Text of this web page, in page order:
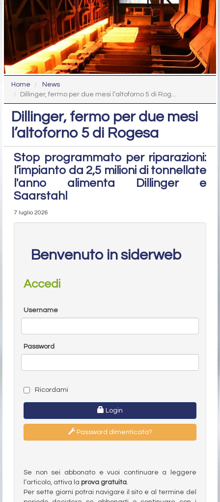
Home
News
Dillinger, fermo per due mesi l’altoforno 5 di Rog...
Dillinger, fermo per due mesi
l’altoforno 5 di Rogesa
Stop programmato per riparazioni:
l’impianto da 2,5 milioni di tonnellate
l'anno alimenta Dillinger e
Saarstahl
7 luglio 2026
Benvenuto in siderweb
Accedi
Username
Password
Ricordami
Login
Password dimenticata?
Se non sei abbonato e vuoi continuare a leggere
l’articolo, attiva la prova gratuita.
Per sette giorni potrai navigare il sito e al termine del